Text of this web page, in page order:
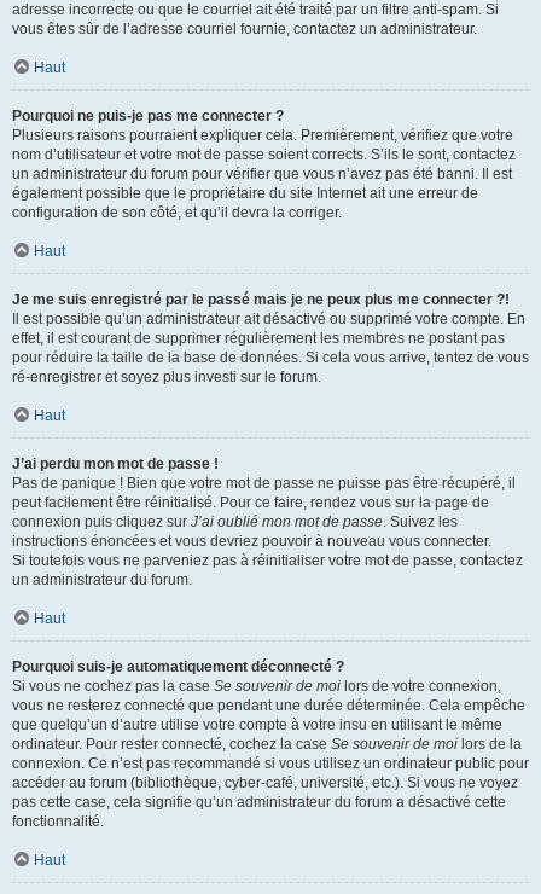
adresse incorrecte ou que le courriel ait été traité par un filtre anti-spam. Si
vous êtes sûr de l’adresse courriel fournie, contactez un administrateur.
Haut
Pourquoi ne puis-je pas me connecter ?
Plusieurs raisons pourraient expliquer cela. Premièrement, vérifiez que votre
nom d’utilisateur et votre mot de passe soient corrects. S’ils le sont, contactez
un administrateur du forum pour vérifier que vous n’avez pas été banni. Il est
également possible que le propriétaire du site Internet ait une erreur de
configuration de son côté, et qu’il devra la corriger.
Haut
Je me suis enregistré par le passé mais je ne peux plus me connecter ?!
Il est possible qu’un administrateur ait désactivé ou supprimé votre compte. En
effet, il est courant de supprimer régulièrement les membres ne postant pas
pour réduire la taille de la base de données. Si cela vous arrive, tentez de vous
ré-enregistrer et soyez plus investi sur le forum.
Haut
J’ai perdu mon mot de passe !
Pas de panique ! Bien que votre mot de passe ne puisse pas être récupéré, il
peut facilement être réinitialisé. Pour ce faire, rendez vous sur la page de
connexion puis cliquez sur J’ai oublié mon mot de passe. Suivez les
instructions énoncées et vous devriez pouvoir à nouveau vous connecter.
Si toutefois vous ne parveniez pas à réinitialiser votre mot de passe, contactez
un administrateur du forum.
Haut
Pourquoi suis-je automatiquement déconnecté ?
Si vous ne cochez pas la case Se souvenir de moi lors de votre connexion,
vous ne resterez connecté que pendant une durée déterminée. Cela empêche
que quelqu’un d’autre utilise votre compte à votre insu en utilisant le même
ordinateur. Pour rester connecté, cochez la case Se souvenir de moi lors de la
connexion. Ce n’est pas recommandé si vous utilisez un ordinateur public pour
accéder au forum (bibliothèque, cyber-café, université, etc.). Si vous ne voyez
pas cette case, cela signifie qu’un administrateur du forum a désactivé cette
fonctionnalité.
Haut